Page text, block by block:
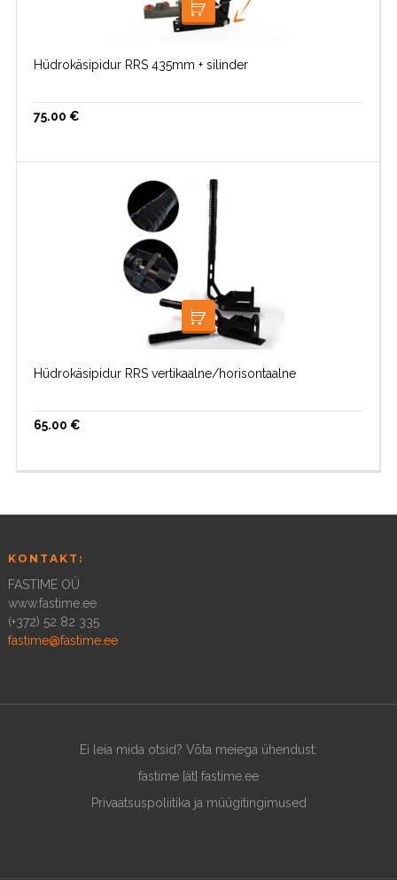
LISA KORVI
Hüdrokäsipidur RRS 435mm + silinder
75.00 €
LISA KORVI
Hüdrokäsipidur RRS vertikaalne/horisontaalne
65.00 €
KONTAKT:
FASTIME OÜ
www.fastime.ee
(+372) 52 82 335
fastime@fastime.ee
Ei leia mida otsid? Võta meiega ühendust:
fastime [ät] fastime.ee
Privaatsuspoliitika ja müügitingimused